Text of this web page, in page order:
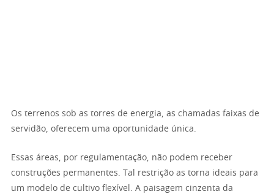
Os terrenos sob as torres de energia, as chamadas faixas de
servidão, oferecem uma oportunidade única.
Essas áreas, por regulamentação, não podem receber
construções permanentes. Tal restrição as torna ideais para
um modelo de cultivo flexível. A paisagem cinzenta da